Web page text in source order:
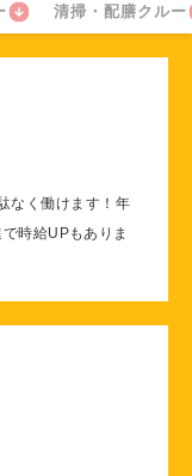
清掃・配膳クルー
なく働けます！年
時給UPもありま